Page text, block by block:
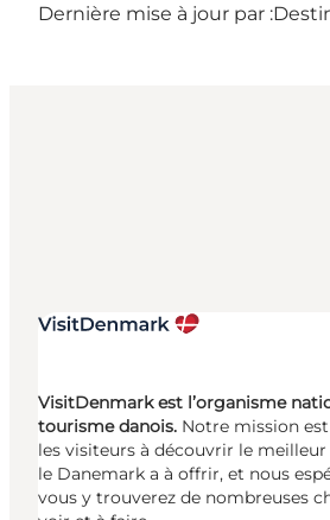
Dernière mise à jour par :
VisitDenmark est l’organisme
tourisme danois. Notre mission est
les visiteurs à découvrir le meilleur
le Danemark a à offrir, et nous
vous y trouverez de nombreuses